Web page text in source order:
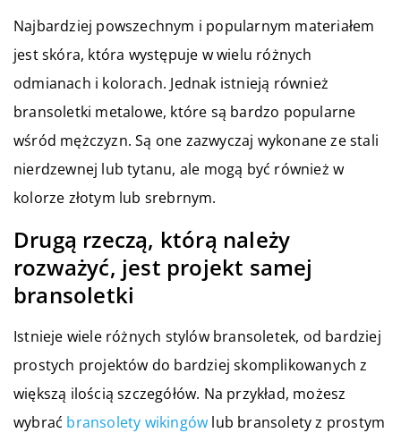
Najbardziej powszechnym i popularnym materiałem
jest skóra, która występuje w wielu różnych
odmianach i kolorach. Jednak istnieją również
bransoletki metalowe, które są bardzo popularne
wśród mężczyzn. Są one zazwyczaj wykonane ze stali
nierdzewnej lub tytanu, ale mogą być również w
kolorze złotym lub srebrnym.
Drugą rzeczą, którą należy
rozważyć, jest projekt samej
bransoletki
Istnieje wiele różnych stylów bransoletek, od bardziej
prostych projektów do bardziej skomplikowanych z
większą ilością szczegółów. Na przykład, możesz
wybrać bransolety wikingów lub bransolety z prostym